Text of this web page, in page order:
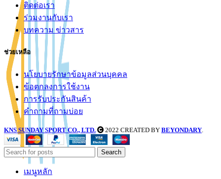
ติดต่อเรา
ร่วมงานกับเรา
บทความ ข่าวสาร
ช่วยเหลือ
นโยบายรักษาข้อมูลส่วนบุคคล
ข้อตกลงการใช้งาน
การรับประกันสินค้า
คำถามที่ถามบ่อย
KNS SUNDAY SPORT CO., LTD. 2022 CREATED BY BEYONDARY.
Search
เมนูหลัก